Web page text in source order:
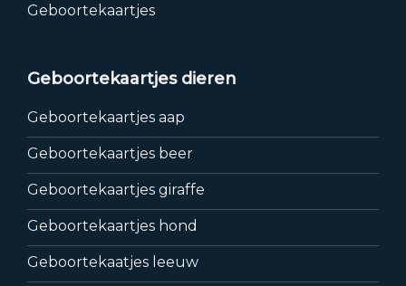
Geboortekaartjes
Geboortekaartjes dieren
Geboortekaartjes aap
Geboortekaartjes beer
Geboortekaartjes giraffe
Geboortekaartjes hond
Geboortekaatjes leeuw